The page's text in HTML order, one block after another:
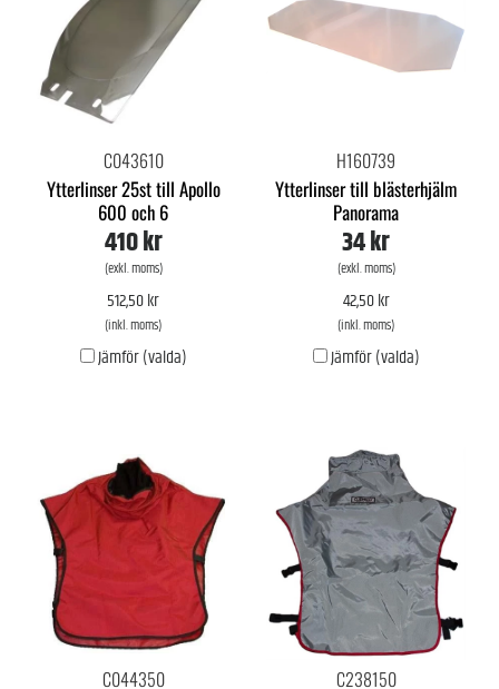
C043610
Ytterlinser 25st till Apollo
600 och 6
410 kr
(exkl. moms)
512,50 kr
(inkl. moms)
Jämför (valda)
H160739
Ytterlinser till blästerhjälm
Panorama
34 kr
(exkl. moms)
42,50 kr
(inkl. moms)
Jämför (valda)
C044350 C238150